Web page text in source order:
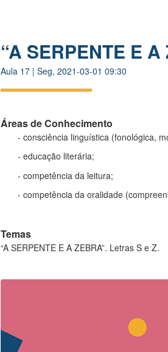
“A SERPENTE E
Aula 17 | Seg, 2021-03-01 09:30
Áreas de Conhecimento
- consciência linguística (fonológica,
- educação literária;
- competência da leitura;
- competência da oralidade
Temas
“A SERPENTE E A ZEBRA”. Letras S e Z.